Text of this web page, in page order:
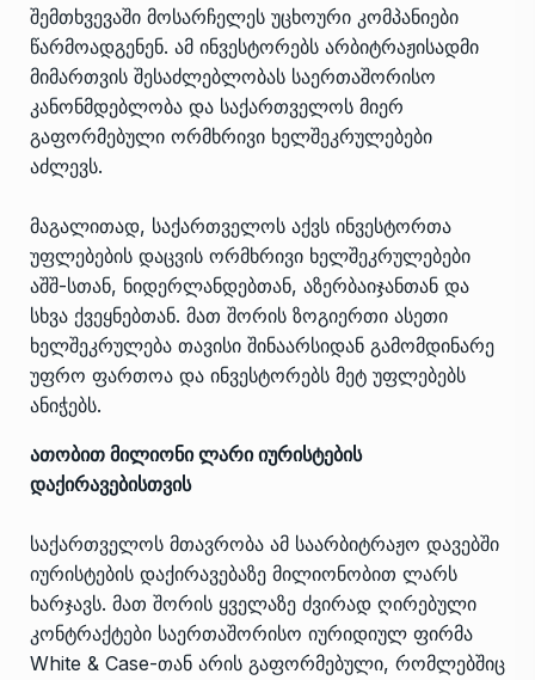
შემთხვევაში მოსარჩელეს უცხოური კომპანიები
წარმოადგენენ. ამ ინვესტორებს არბიტრაჟისადმი
მიმართვის შესაძლებლობას საერთაშორისო
კანონმდებლობა და საქართველოს მიერ
გაფორმებული ორმხრივი ხელშეკრულებები
აძლევს.
მაგალითად, საქართველოს აქვს ინვესტორთა
უფლებების დაცვის ორმხრივი ხელშეკრულებები
აშშ-სთან, ნიდერლანდებთან, აზერბაიჯანთან და
სხვა ქვეყნებთან. მათ შორის ზოგიერთი ასეთი
ხელშეკრულება თავისი შინაარსიდან გამომდინარე
უფრო ფართოა და ინვესტორებს მეტ უფლებებს
ანიჭებს.
ათობით მილიონი ლარი იურისტების
დაქირავებისთვის
საქართველოს მთავრობა ამ საარბიტრაჟო დავებში
იურისტების დაქირავებაზე მილიონობით ლარს
ხარჯავს. მათ შორის ყველაზე ძვირად ღირებული
კონტრაქტები საერთაშორისო იურიდიულ ფირმა
White & Case-თან არის გაფორმებული, რომლებშიც